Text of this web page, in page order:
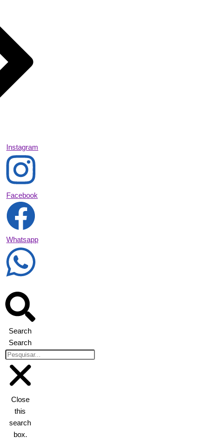
Instagram
Facebook
Whatsapp
Search
Search
Close
this
search
box.